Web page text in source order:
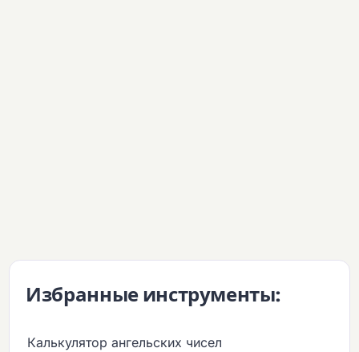
Избранные инструменты:
Калькулятор ангельских чисел